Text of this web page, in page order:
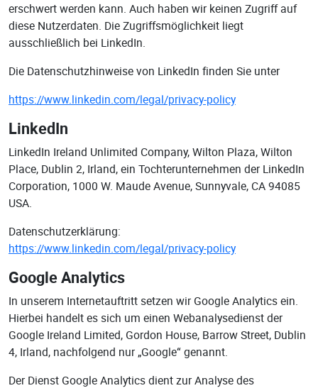
erschwert werden kann. Auch haben wir keinen Zugriff auf
diese Nutzerdaten. Die Zugriffsmöglichkeit liegt
ausschließlich bei LinkedIn.
Die Datenschutzhinweise von LinkedIn finden Sie unter
https://www.linkedin.com/legal/privacy-policy
LinkedIn
LinkedIn Ireland Unlimited Company, Wilton Plaza, Wilton
Place, Dublin 2, Irland, ein Tochterunternehmen der LinkedIn
Corporation, 1000 W. Maude Avenue, Sunnyvale, CA 94085
USA.
Datenschutzerklärung:
https://www.linkedin.com/legal/privacy-policy
Google Analytics
In unserem Internetauftritt setzen wir Google Analytics ein.
Hierbei handelt es sich um einen Webanalysedienst der
Google Ireland Limited, Gordon House, Barrow Street, Dublin
4, Irland, nachfolgend nur „Google“ genannt.
Der Dienst Google Analytics dient zur Analyse des